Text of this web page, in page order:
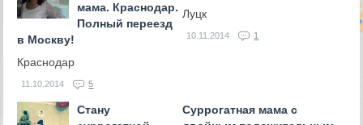
мама. Краснодар.
Полный переезд
в Москву!
Краснодар
11.10.2014 5
Луцк
10.11.2014 1
Стану
Суррогатная мама с